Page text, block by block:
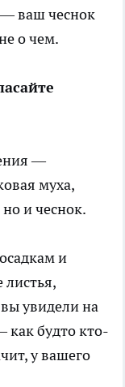
ваш чеснок
о чем.
—
муха,
и чеснок.
и
листья,
увидели на
как будто кто-
у вашего